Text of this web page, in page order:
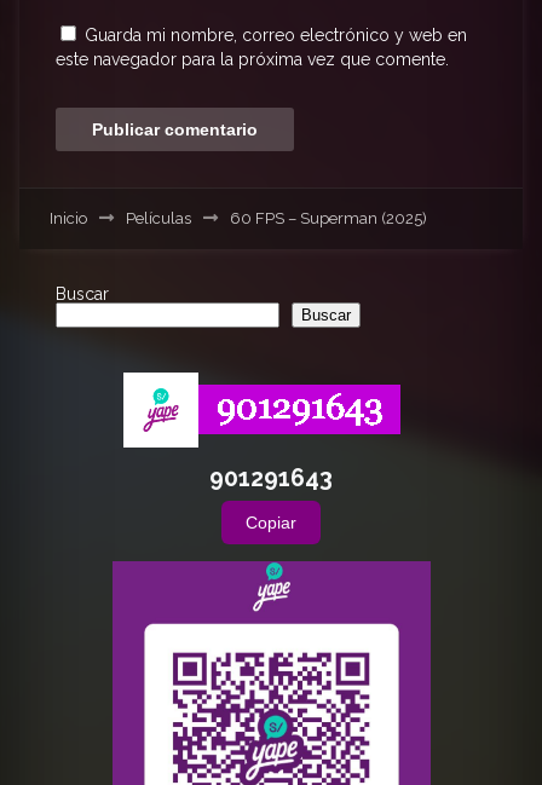
Guarda mi nombre, correo electrónico y web en
este navegador para la próxima vez que comente.
Inicio Películas 60 FPS – Superman (2025)
Buscar
Buscar
901291643
Copiar